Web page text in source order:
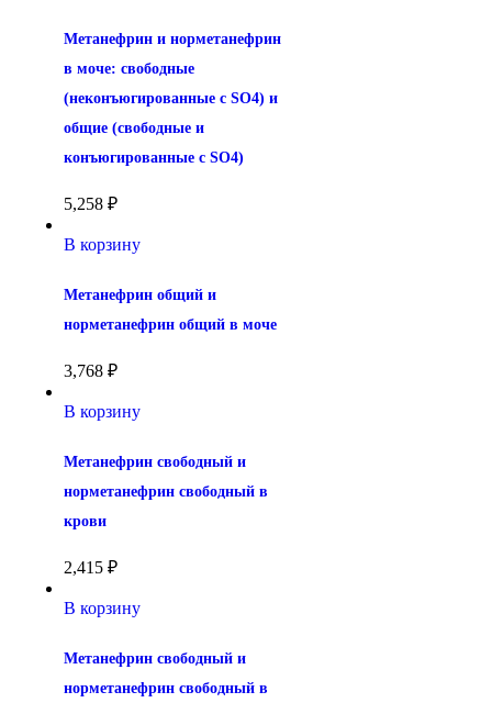
Метанефрин и норметанефрин
в моче: свободные
(неконъюгированные с SO4) и
общие (свободные и
конъюгированные с SO4)
5,258 ₽
В корзину
Метанефрин общий и
норметанефрин общий в моче
3,768 ₽
В корзину
Метанефрин свободный и
норметанефрин свободный в
крови
2,415 ₽
В корзину
Метанефрин свободный и
норметанефрин свободный в